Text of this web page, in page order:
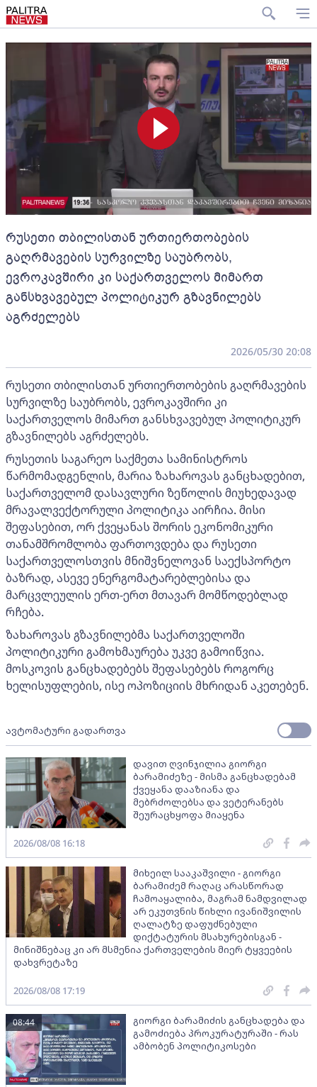
რუსეთი თბილისთან ურთიერთობების
გაღრმავების სურვილზე საუბრობს,
ევროკავშირი კი საქართველოს მიმართ
განსხვავებულ პოლიტიკურ გზავნილებს
აგრძელებს
2026/05/30 20:08
რუსეთი თბილისთან ურთიერთობების გაღრმავების
სურვილზე საუბრობს, ევროკავშირი კი
საქართველოს მიმართ განსხვავებულ პოლიტიკურ
გზავნილებს აგრძელებს.
რუსეთის საგარეო საქმეთა სამინისტროს
წარმომადგენლის, მარია ზახაროვას განცხადებით,
საქართველომ დასავლური ზეწოლის მიუხედავად
მრავალვექტორული პოლიტიკა აირჩია. მისი
შეფასებით, ორ ქვეყანას შორის ეკონომიკური
თანამშრომლობა ფართოვდება და რუსეთი
საქართველოსთვის მნიშვნელოვან საექსპორტო
ბაზრად, ასევე ენერგომატარებლებისა და
მარცვლეულის ერთ-ერთ მთავარ მომწოდებლად
რჩება.
ზახაროვას გზავნილებმა საქართველოში
პოლიტიკური გამოხმაურება უკვე გამოიწვია.
მოსკოვის განცხადებებს შეფასებებს როგორც
ხელისუფლების, ისე ოპოზიციის მხრიდან აკეთებენ.
ავტომატური გადართვა
დავით ღვინჯილია გიორგი
ბარამიძეზე - მისმა განცხადებამ
ქვეყანა დააზიანა და
მებრძოლებსა და ვეტერანებს
შეურაცხყოფა მიაყენა
2026/08/08 16:18
მიხეილ სააკაშვილი - გიორგი
ბარამიძემ რაღაც არასწორად
ჩამოაყალიბა, მაგრამ ნამდვილად
არ ეკუთვნის წიხლი ივანიშვილის
ღალატზე დაფუძნებული
დიქტატურის მსახურებისგან -
მინიშნებაც კი არ მსმენია ქართველების მიერ ტყვეების
დახვრეტაზე
2026/08/08 17:19
გიორგი ბარამიძის განცხადება და
გამოძიება პროკურატურაში - რას
ამბობენ პოლიტიკოსები
08:44